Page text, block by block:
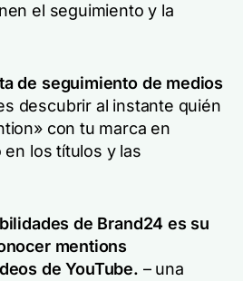
el seguimiento y la
de seguimiento de medios
descubrir al instante quién
con tu marca en
en los títulos y las
de Brand24 es su
mentions
de YouTube. – una